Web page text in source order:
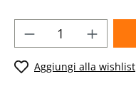
Aggiungi alla wishlist